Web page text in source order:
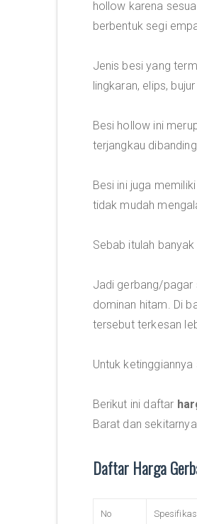
hollow karena
berbentuk segi
Jenis besi yang
lingkaran, elips,
Besi hollow ini
terjangkau
Besi ini juga
tidak mudah
Sebab itulah
Jadi gerbang/pagar
dominan hitam. Di
tersebut terkesan
Untuk
Berikut ini daftar
Barat dan
Daftar Harga
No